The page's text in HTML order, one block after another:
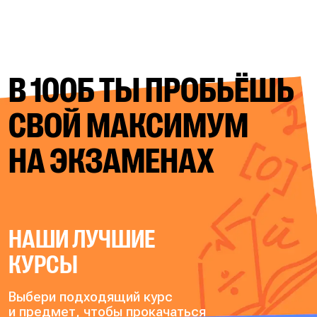
В 100Б ТЫ ПРОБЬЁШЬ
СВОЙМАКСИМУМ
НА ЭКЗАМЕНАХ
НАШИ ЛУЧШИЕ
КУРСЫ
Выбери подходящий курс
и предмет, чтобы прокачаться